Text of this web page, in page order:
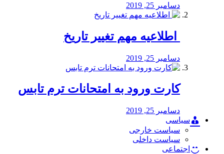
دسامبر 25, 2019
️ اطلاعیه مهم تغییر تاریخ
دسامبر 25, 2019
کارت ورود به امتحانات ترم تابس
دسامبر 25, 2019
سیاسی
سیاست خارجی
سیاست داخلی
اجتماعی